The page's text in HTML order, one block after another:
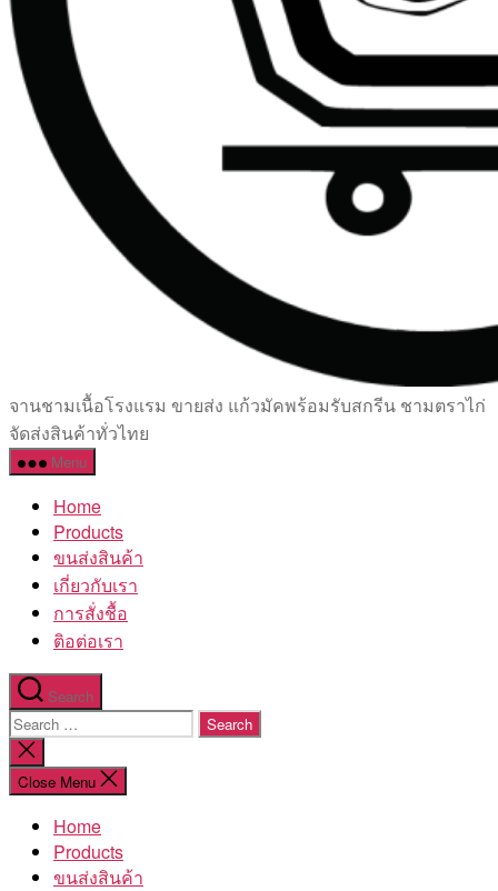
เซรามิค
ครบ
ครัน
โรงงาน
จานชามเนื้อโรงแรม ขายส่ง แก้วมัคพร้อมรับสกรีน ชามตราไก่
จัดส่งสินค้าทั่วไทย
Menu
Home
Products
ขนส่งสินค้า
เกี่ยวกับเรา
การสั่งชื้อ
ติอต่อเรา
Search
Search
for:
Close
search
Close Menu
Home
Products
ขนส่งสินค้า